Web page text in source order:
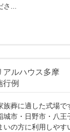
さ...
ルハウス多摩
例
族葬に適した式場で
城市・日野市・八王
いの方に利用しやす